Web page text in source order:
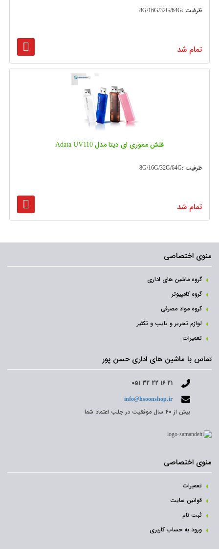
ظرفیت :8G/16G/32G/64G
تمام شد
فلش مموری ای دیتا مدل Adata UV110
ظرفیت :8G/16G/32G/64G
تمام شد
منوی اختصاصی
گروه ماشین های اداری
گروه کامپیوتر
گروه مواد مصرفی
لوازم تحریر و تایپ و تکثیر
تعمیرات
تماس با ماشین های اداری حسن پور
۰۵۱ ۳۲ ۲۲ ۱۶ ۲۱
info@hsoonshop.ir
بیش از ۴۰ سال موفقیت در جلب اعتماد شما
منوی اختصاصی
تعمیرات
قوانین سایت
ثبت نام‌
ورود به حساب کاربری